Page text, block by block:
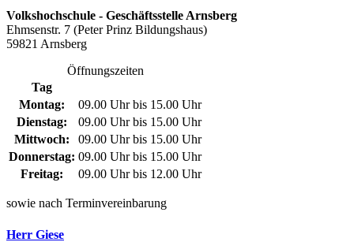
Volkshochschule - Geschäftsstelle Arnsberg
Ehmsenstr. 7 (Peter Prinz Bildungshaus)
59821 Arnsberg
Öffnungszeiten
Tag
Montag:
09.00 Uhr bis 15.00 Uhr
Dienstag:
09.00 Uhr bis 15.00 Uhr
Mittwoch:
09.00 Uhr bis 15.00 Uhr
Donnerstag: 09.00 Uhr bis 15.00 Uhr
Freitag:
09.00 Uhr bis 12.00 Uhr
sowie nach Terminvereinbarung
Herr Giese